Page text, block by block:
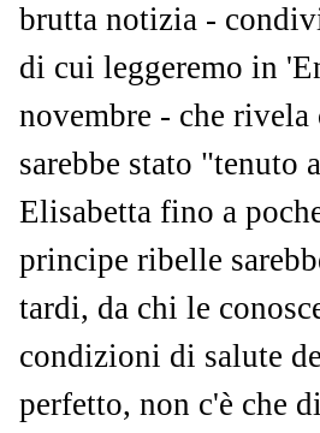
brutta notizia -
di cui leggeremo in
novembre - che
sarebbe stato "tenuto
Elisabetta fino a
principe ribelle
tardi, da chi le
condizioni di salute
perfetto, non c'è che